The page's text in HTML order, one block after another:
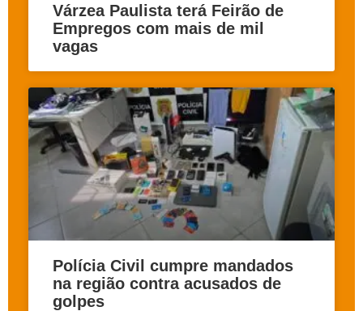
Várzea Paulista terá Feirão de
Empregos com mais de mil
vagas
Polícia Civil cumpre mandados
na região contra acusados de
golpes